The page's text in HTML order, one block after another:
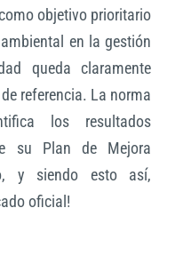
objetivo prioritario
en la gestión
queda claramente
referencia. La norma
los resultados
su Plan de Mejora
y siendo esto así,
oficial!